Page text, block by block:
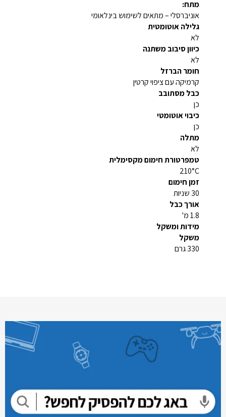
מתח:
אוניברסלי – מתאים לשימוש בינלאומי
גלילה אוטומטית
לא
כיוון סיבוב משתנה
לא
חומר הברזל
קרמיקה עם ציפוי קרטין
כבל מסתובב
כן
כיבוי אוטומטי
כן
מתלה
לא
טמפרטורת חימום מקסימלית
210°C
זמן חימום
30 שניות
אורך כבל
1.8 מ'
מידות ומשקל
משקל
330 גרם